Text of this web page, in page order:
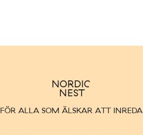
FÖR ALLA SOM ÄLSKAR ATT INREDA